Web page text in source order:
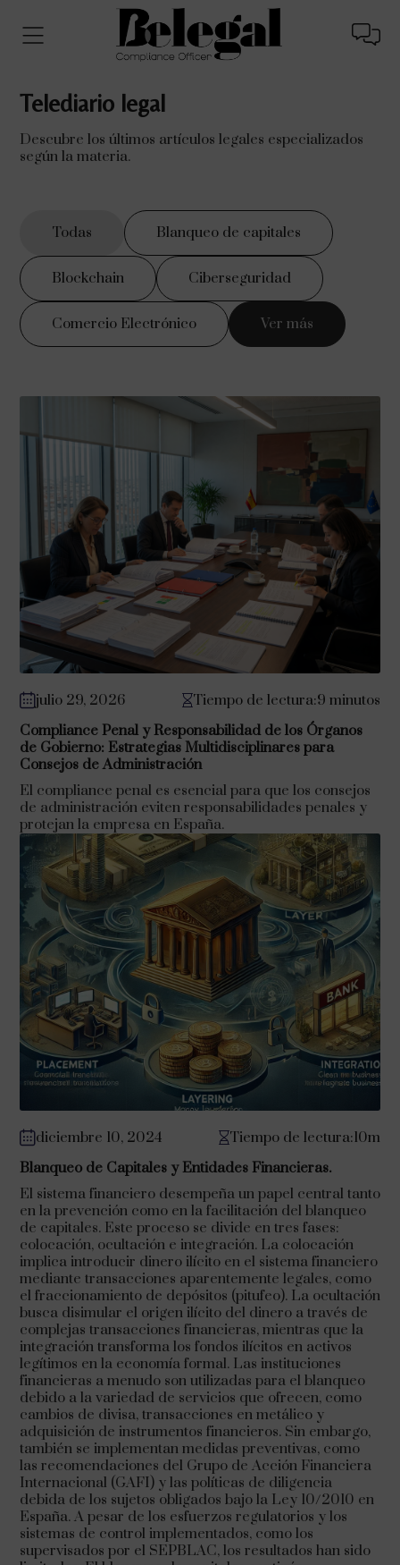
Telediario legal
Descubre los últimos artículos legales especializados
según la materia.
Todas Blanqueo de capitales
Blockchain Ciberseguridad
Comercio Electrónico Ver más
julio 29, 2026
Tiempo de lectura:9 minutos
Compliance Penal y Responsabilidad de los Órganos
de Gobierno: Estrategias Multidisciplinares para
Consejos de Administración
El compliance penal es esencial para que los consejos
de administración eviten responsabilidades penales y
protejan la empresa en España.
diciembre 10, 2024
Tiempo de lectura:10m
Blanqueo de Capitales y Entidades Financieras.
El sistema financiero desempeña un papel central tanto
en la prevención como en la facilitación del blanqueo
de capitales. Este proceso se divide en tres fases:
colocación, ocultación e integración. La colocación
implica introducir dinero ilícito en el sistema financiero
mediante transacciones aparentemente legales, como
el fraccionamiento de depósitos (pitufeo). La ocultación
busca disimular el origen ilícito del dinero a través de
complejas transacciones financieras, mientras que la
integración transforma los fondos ilícitos en activos
legítimos en la economía formal. Las instituciones
financieras a menudo son utilizadas para el blanqueo
debido a la variedad de servicios que ofrecen, como
cambios de divisa, transacciones en metálico y
adquisición de instrumentos financieros. Sin embargo,
también se implementan medidas preventivas, como
las recomendaciones del Grupo de Acción Financiera
Internacional (GAFI) y las políticas de diligencia
debida de los sujetos obligados bajo la Ley 10/2010 en
España. A pesar de los esfuerzos regulatorios y los
sistemas de control implementados, como los
supervisados por el SEPBLAC, los resultados han sido